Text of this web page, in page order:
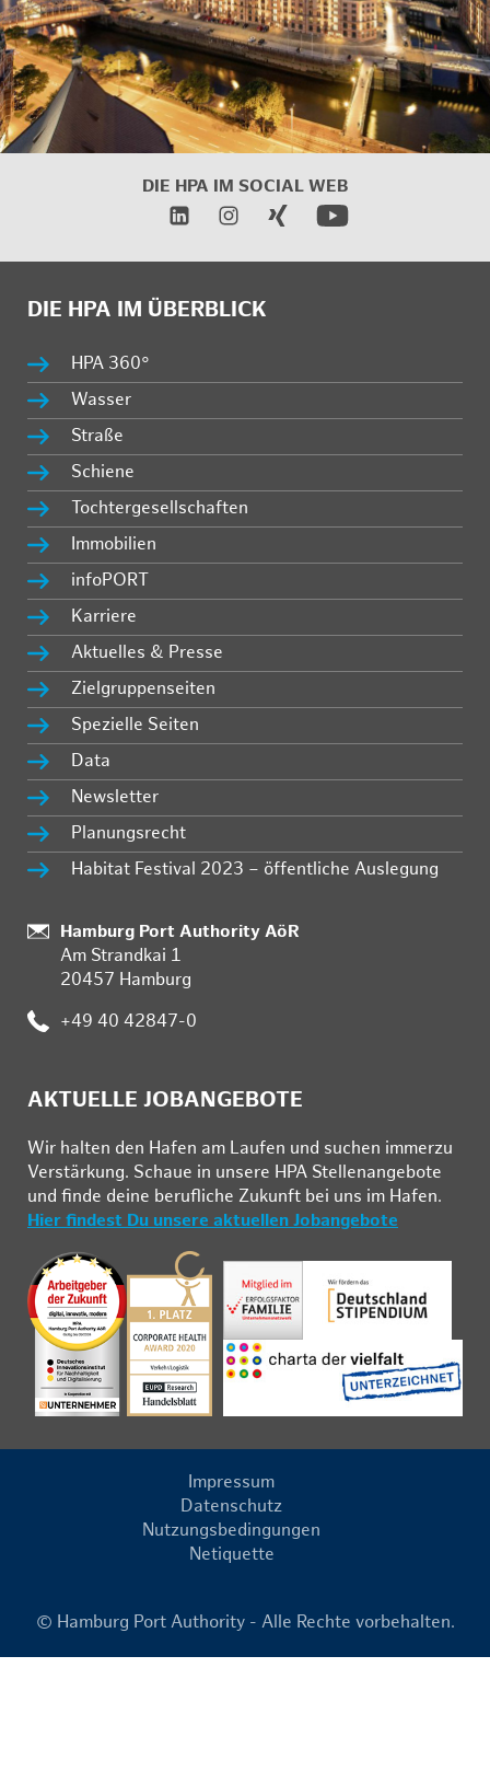
DIE HPA IM SOCIAL WEB
DIE HPA IM ÜBERBLICK
HPA 360°
Wasser
Straße
Schiene
Tochtergesellschaften
Immobilien
infoPORT
Karriere
Aktuelles & Presse
Zielgruppenseiten
Spezielle Seiten
Data
Newsletter
Planungsrecht
Habitat Festival 2023 – öffentliche Auslegung
Standort:
Hamburg Port Authority AöR
Am Strandkai 1
20457 Hamburg
Telefon:
+49 40 42847-0
AKTUELLE JOBANGEBOTE
Wir hal­ten den Ha­fen am Lau­fen und su­chen im­mer­zu
Ver­stär­kung. Schau­e in un­se­re HPA Stel­len­an­ge­bo­te
und fin­de deine be­ruf­li­che Zu­kunft bei uns im Ha­fen.
Hier findest Du unsere aktuellen Jobangebote
Impressum
Datenschutz
Nutzungsbedingungen
Netiquette
© Hamburg Port Authority - Alle Rechte vorbehalten.